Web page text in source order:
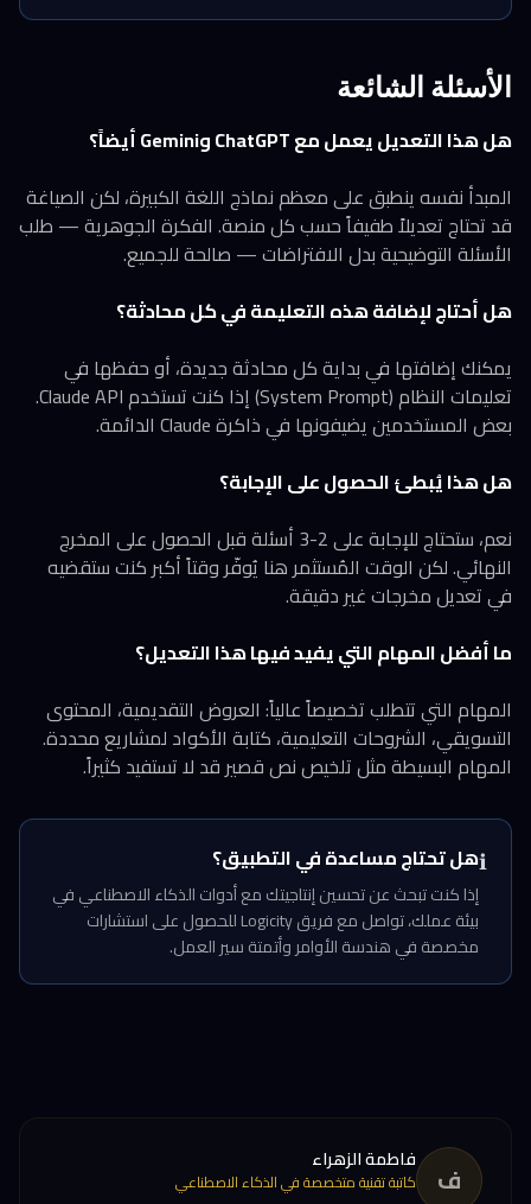
الأسئلة الشائعة
هل هذا التعديل يعمل مع ChatGPT وGemini أيضاً؟
المبدأ نفسه ينطبق على معظم نماذج اللغة الكبيرة، لكن الصياغة
قد تحتاج تعديلاً طفيفاً حسب كل منصة. الفكرة الجوهرية — طلب
الأسئلة التوضيحية بدل الافتراضات — صالحة للجميع.
هل أحتاج لإضافة هذه التعليمة في كل محادثة؟
يمكنك إضافتها في بداية كل محادثة جديدة، أو حفظها في
تعليمات النظام (System Prompt) إذا كنت تستخدم Claude API.
بعض المستخدمين يضيفونها في ذاكرة Claude الدائمة.
هل هذا يُبطئ الحصول على الإجابة؟
نعم، ستحتاج للإجابة على 2-3 أسئلة قبل الحصول على المخرج
النهائي. لكن الوقت المُستثمر هنا يُوفّر وقتاً أكبر كنت ستقضيه
في تعديل مخرجات غير دقيقة.
ما أفضل المهام التي يفيد فيها هذا التعديل؟
المهام التي تتطلب تخصيصاً عالياً: العروض التقديمية، المحتوى
التسويقي، الشروحات التعليمية، كتابة الأكواد لمشاريع محددة.
المهام البسيطة مثل تلخيص نص قصير قد لا تستفيد كثيراً.
ℹ️هل تحتاج مساعدة في التطبيق؟
إذا كنت تبحث عن تحسين إنتاجيتك مع أدوات الذكاء الاصطناعي في
بيئة عملك، تواصل مع فريق Logicity للحصول على استشارات
مخصصة في هندسة الأوامر وأتمتة سير العمل.
ف فاطمة الزهراء
كاتبة تقنية متخصصة في الذكاء الاصطناعي